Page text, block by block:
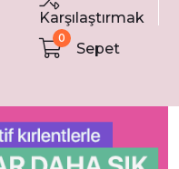
Karşılaştırmak
0
Sepet